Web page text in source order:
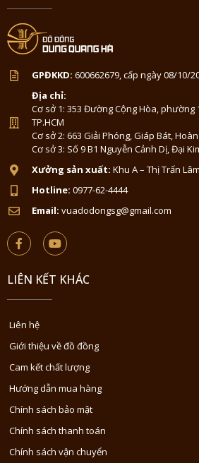
GPĐKKD: 600662679, cấp ngày 08/10/
Địa chỉ:
Cơ sở 1: 353 Đường Cộng Hòa, phường
TP.HCM
Cơ sở 2: 663 Giải Phóng, Giáp Bát,
Cơ sở 3: Số 9 B1 Nguyễn Cảnh Dị, Đại
Xưởng sản xuất: Khu A – Thị Trấn
Hotline: 0977-62-4444
Email: vuadodongsg@gmail.com
LIÊN KẾT KHÁC
Liên hệ
Giới thiệu về đồ đồng
Cam kết chất lượng
Hướng dẫn mua hàng
Chính sách bảo mật
Chính sách thanh toán
Chính sách vận chuyển